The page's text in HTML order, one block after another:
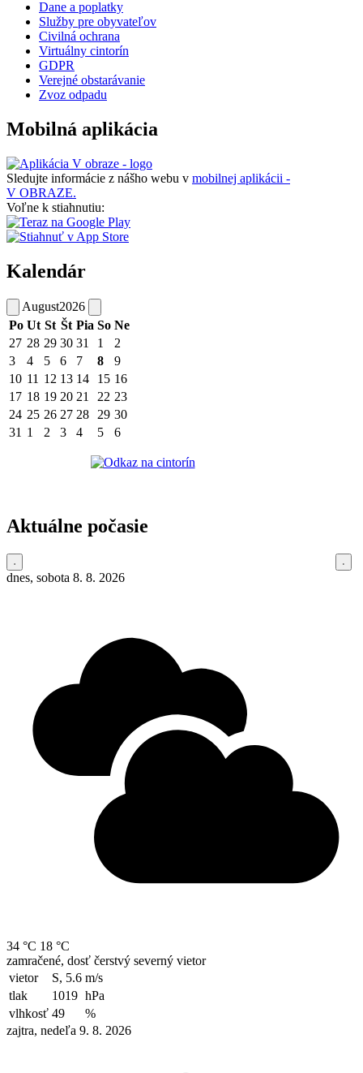
Dane a poplatky
Služby pre obyvateľov
Civilná ochrana
Virtuálny cintorín
GDPR
Verejné obstarávanie
Zvoz odpadu
Mobilná aplikácia
Sledujte informácie z nášho webu v mobilnej aplikácii -
V OBRAZE.
Voľne k stiahnutiu:
Kalendár
August2026
Po Ut St Št Pia So Ne
27 28 29 30 31 1
2
3
4 5 6 7 8
9
10 11 12 13 14 15 16
17 18 19 20 21 22 23
24 25 26 27 28 29 30
31 1 2 3 4 5 6
Aktuálne počasie
dnes, sobota 8. 8. 2026
34 °C 18 °C
zamračené, dosť čerstvý severný vietor
vietor
S, 5.6 m/s
tlak
1019 hPa
vlhkosť 49
%
zajtra, nedeľa 9. 8. 2026